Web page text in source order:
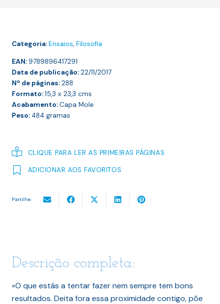
Fatais
Categoria:Ensaios, Filosofia
EAN:9789896417291
Data de publicação:22/11/2017
Nº de páginas:288
Formato:15,3 x 23,3 cms
Acabamento:Capa Mole
Peso: 484 gramas
CLIQUE PARA LER AS PRIMEIRAS PÁGINAS
ADICIONAR AOS FAVORITOS
Partilhe:
Descrição completa:
«O que estás a tentar fazer nem sempre tem bons
resultados. Deita fora essa proximidade contigo, põe